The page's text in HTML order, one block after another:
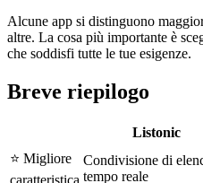
Alcune app si distinguono
altre. La cosa più importante è
che soddisfi tutte le tue esigenze.
Breve riepilogo
Listonic
⭐ Migliore
caratteristica
Condivisione di
tempo reale